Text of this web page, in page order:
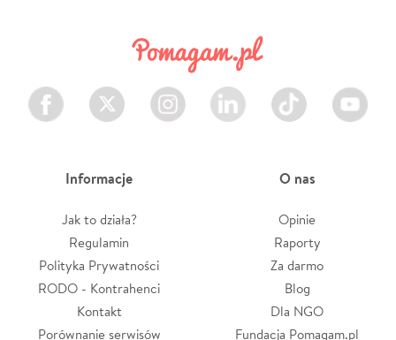
Facebook Twitter Instagram LinkedIn TikTok Youtube
Informacje
Jak to działa?
Regulamin
Polityka Prywatności
RODO - Kontrahenci
Kontakt
Porównanie serwisów
O nas
Opinie
Raporty
Za darmo
Blog
Dla NGO
Fundacja Pomagam.pl